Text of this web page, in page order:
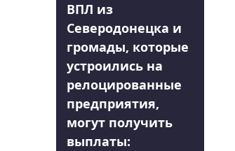
ВПЛ из
Северодонецка и
громады, которые
устроились на
релоцированные
предприятия,
могут получить
выплаты: